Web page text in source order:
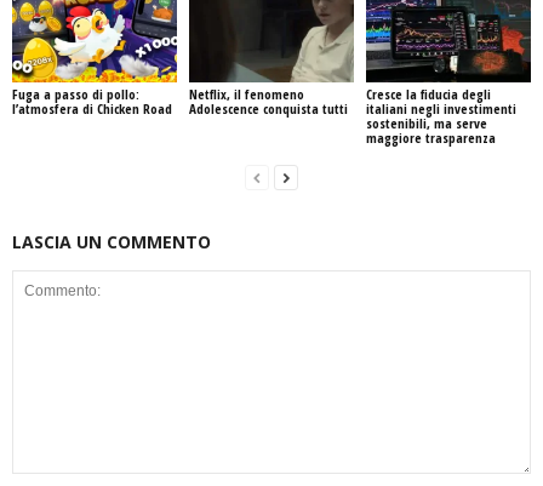
Fuga a passo di pollo:
l’atmosfera di Chicken Road
Netflix, il fenomeno
Adolescence conquista tutti
Cresce la fiducia degli
italiani negli investimenti
sostenibili, ma serve
maggiore trasparenza
LASCIA UN COMMENTO